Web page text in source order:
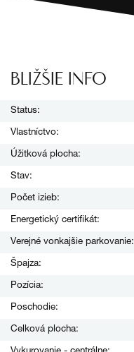
BLIŽŠIE INFO
Status:
Vlastníctvo:
Úžitková plocha:
Stav:
Počet izieb:
Energetický certifikát:
Verejné vonkajšie parkovanie:
Špajza:
Pozícia:
Poschodie:
Celková plocha: